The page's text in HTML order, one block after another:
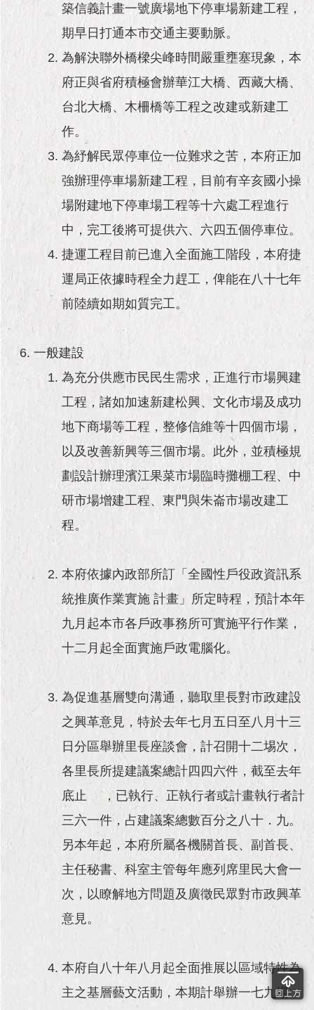
築信義計畫一號廣場地下停車場新建工程，
期早日打通本市交通主要動脈。
為解決聯外橋樑尖峰時間嚴重壅塞現象，本
府正與省府積極會辦華江大橋、西藏大橋、
台北大橋、木柵橋等工程之改建或新建工
作。
為紓解民眾停車位一位難求之苦，本府正加
強辦理停車場新建工程，目前有辛亥國小操
場附建地下停車場工程等十六處工程進行
中，完工後將可提供六、六四五個停車位。
捷運工程目前已進入全面施工階段，本府捷
運局正依據時程全力趕工，俾能在八十七年
前陸續如期如質完工。
一般建設
為充分供應市民民生需求，正進行市場興建
工程，諸如加速新建松興、文化市場及成功
地下商場等工程，整修信維等十四個市場，
以及改善新興等三個市場。此外，並積極規
劃設計辦理濱江果菜市場臨時攤棚工程、中
研市場增建工程、東門與朱崙市場改建工
程。
本府依據內政部所訂「全國性戶役政資訊系
統推廣作業實施 計畫」所定時程，預計本年
九月起本市各戶政事務所可實施平行作業，
十二月起全面實施戶政電腦化。
為促進基層雙向溝通，聽取里長對市政建設
之興革意見，特於去年七月五日至八月十三
日分區舉辦里長座談會，計召開十二埸次，
各里長所提建議案總計四四六件，截至去年
底止 ，已執行、正執行者或計畫執行者計
三六一件，占建議案總數百分之八十．九。
另本年起，本府所屬各機關首長、副首長、
主任秘書、科室主管每年應列席里民大會一
次，以瞭解地方問題及廣徵民眾對市政興革
意見。
本府自八十年八月起全面推展以區域特性為
主之基層藝文活動，本期計舉辦一七九場